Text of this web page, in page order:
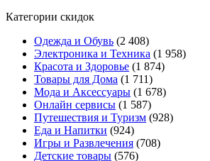
Категории скидок
Одежда и Обувь (2 408)
Электроника и Техника (1 958)
Красота и Здоровье (1 874)
Товары для Дома (1 711)
Мода и Аксессуары (1 678)
Онлайн сервисы (1 587)
Путешествия и Туризм (928)
Еда и Напитки (924)
Игры и Развлечения (708)
Детские товары (576)